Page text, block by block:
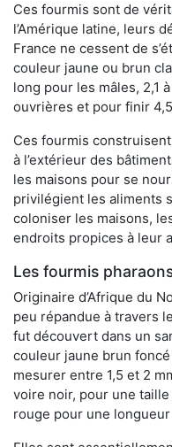
Ces fourmis sont de
l’Amérique latine, leurs
France ne cessent de
couleur jaune ou brun
long pour les mâles, 2,1
ouvrières et pour finir
Ces fourmis
à l’extérieur des
les maisons pour se
privilégient les aliments
coloniser les maisons,
endroits propices à leur
Les fourmis
Originaire d’Afrique du
peu répandue à travers
fut découvert dans un
couleur jaune brun
mesurer entre 1,5 et 2
voire noir, pour une
rouge pour une